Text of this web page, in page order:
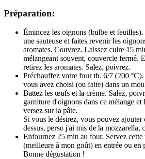
Préparation:
Émincez les oignons (bulbe et
une sauteuse et faites revenir les
aromates. Couvrez. Laissez cuire 15
mélangeant souvent, couvercle fermé.
retirez les aromates. Salez, poivrez.
Préchauffez votre four th. 6/7 (200
vous avez choisi (ou faite) dans un
Battez les œufs et la crème. Salez,
garniture d'oignons dans ce mélange et
versez sur la pâte.
Si vous le désirez, vous pouvez ajouter
dessus, perso j'ai mis de la mozzarella,
Enfournez 25 min au four. Servez cette
(meilleure à mon goût) en entrée ou en
Bonne dégustation !